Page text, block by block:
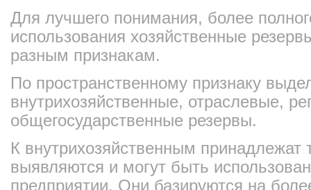
Для лучшего понимания, более
использования хозяйственные
разным признакам.
По пространственному признаку
внутрихозяйственные, отраслевые,
общегосударственные резервы.
К внутрихозяйственным принадлежат
выявляются и могут быть
предприятии. Они базируются на